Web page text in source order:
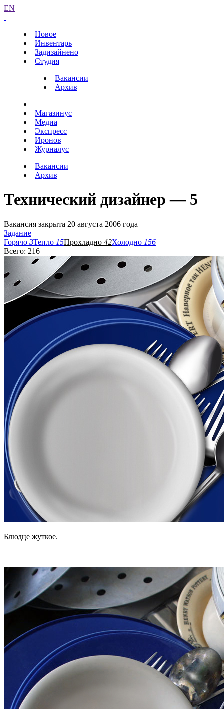
EN
Новое
Инвентарь
Задизайнено
Студия
Вакансии
Архив
Магазинус
Медиа
Экспресс
Иронов
Журналус
Вакансии
Архив
Технический дизайнер — 5
Вакансия закрыта 20 августа 2006 года
Задание
Горячо 3Тепло 15Прохладно 42Холодно 156
Всего: 216
Блюдце жуткое.